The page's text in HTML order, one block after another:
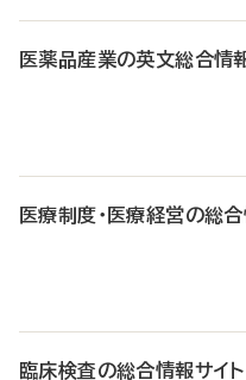
医薬品産業の英文総合情
医療制度・医療経営の総合
臨床検査の総合情報サイト